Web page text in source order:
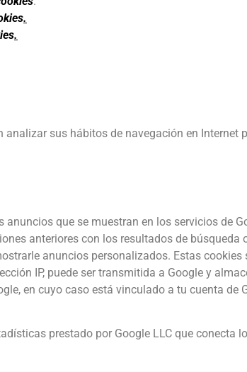
.
.
sus hábitos de navegación en
que se muestran en los servicios de
anteriores con los resultados de
anuncios personalizados. Estas
IP, puede ser transmitida a Google y
en cuyo caso está vinculado a tu cuenta de
prestado por Google LLC que conecta